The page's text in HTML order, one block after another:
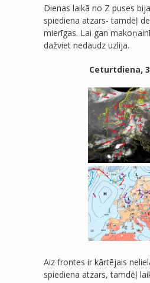
Dienas laikā no Z puses
spiediena atzars- tamdēļ
mierīgas. Lai gan
dažviet nedaudz uzlija.
Ceturtdiena,
Aiz frontes ir kārtējais
spiediena atzars, tamdēļ